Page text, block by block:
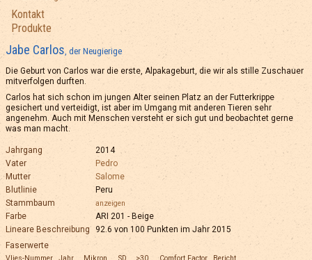
Kontakt
Produkte
Jabe Carlos, der Neugierige
Die Geburt von Carlos war die erste, Alpakageburt, die wir als stille Zuschauer
mitverfolgen durften.
Carlos hat sich schon im jungen Alter seinen Platz an der Futterkrippe
gesichert und verteidigt, ist aber im Umgang mit anderen Tieren sehr
angenehm. Auch mit Menschen versteht er sich gut und beobachtet gerne
was man macht.
Jahrgang
2014
Vater
Pedro
Mutter
Salome
Blutlinie
Peru
Stammbaum
anzeigen
Farbe
ARI 201 - Beige
Lineare Beschreibung
92.6 von 100 Punkten im Jahr 2015
Faserwerte